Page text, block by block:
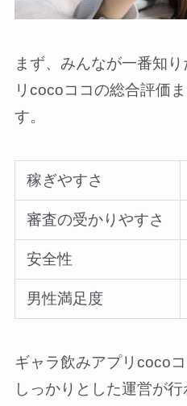
まず、みんなが一番知
リcocoココの総合評価
す。
稼ぎやすさ
審査の受かりやすさ
安全性
男性満足度
ギャラ飲みアプリcoco
しっかりとした運営が